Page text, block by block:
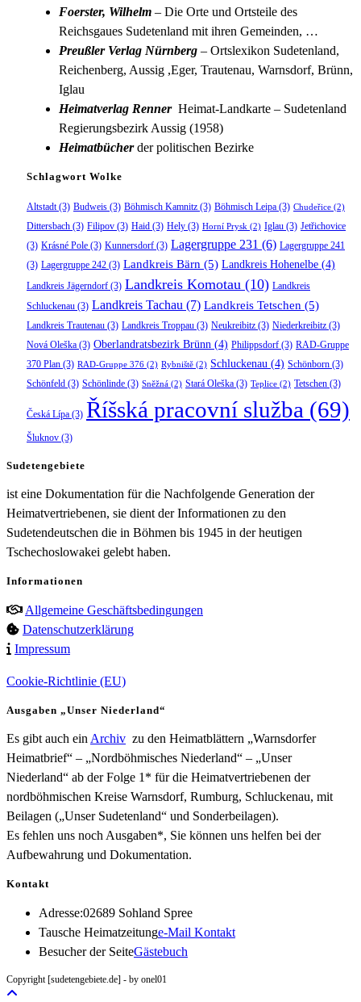
Foerster, Wilhelm – Die Orte und Ortsteile des
Reichsgaues Sudetenland mit ihren Gemeinden, …
Preußler Verlag Nürnberg – Ortslexikon Sudetenland,
Reichenberg, Aussig ,Eger, Trautenau, Warnsdorf, Brünn,
Iglau
Heimatverlag Renner Heimat-Landkarte – Sudetenland
Regierungsbezirk Aussig (1958)
Heimatbücherder politischen Bezirke
Schlagwort Wolke
Altstadt (3) Budweis (3) Böhmisch Kamnitz (3) Böhmisch Leipa (3) Chudeřice (2)
Dittersbach (3) Filipov (3) Haid (3) Hely (3) Horní Prysk (2) Iglau (3) Jetřichovice
(3) Krásné Pole (3) Kunnersdorf (3) Lagergruppe 231 (6) Lagergruppe 241
(3) Lagergruppe 242 (3) Landkreis Bärn (5) Landkreis Hohenelbe (4)
Landkreis Jägerndorf (3) Landkreis Komotau (10) Landkreis
Schluckenau (3) Landkreis Tachau (7) Landkreis Tetschen (5)
Landkreis Trautenau (3) Landkreis Troppau (3) Neukreibitz (3) Niederkreibitz (3)
Nová Oleška (3) Oberlandratsbezirk Brünn (4) Philippsdorf (3) RAD-Gruppe
370 Plan (3) RAD-Gruppe 376 (2) Rybniště (2) Schluckenau (4) Schönborn (3)
Schönfeld (3) Schönlinde (3) Sněžná (2) Stará Oleška (3) Teplice (2) Tetschen (3)
Česká Lípa (3) Říšská pracovní služba (69)
Šluknov (3)
Sudetengebiete
ist eine Dokumentation für die Nachfolgende Generation der
Heimatvertriebenen, sie dient der Informationen zu den
Sudetendeutschen die in Böhmen bis 1945 in der heutigen
Tschechoslowakei gelebt haben.
Informationen
Allgemeine Geschäftsbedingungen
Datenschutzerklärung
Impressum
Cookie-Richtlinie (EU)
Ausgaben „Unser Niederland“
Es gibt auch ein Archiv zu den Heimatblättern „Warnsdorfer
Heimatbrief“ – „Nordböhmisches Niederland“ – „Unser
Niederland“ ab der Folge 1* für die Heimatvertriebenen der
nordböhmischen Kreise Warnsdorf, Rumburg, Schluckenau, mit
Beilagen („Unser Sudetenland“ und Sonderbeilagen).
Es fehlen uns noch Ausgaben*, Sie können uns helfen bei der
Aufbewahrung und Dokumentation.
Kontakt
Adresse:02689 Sohland Spree
Tausche Heimatzeitunge-Mail KontaktOpens
Besucher der SeiteGästebuch
Copyright [sudetengebiete.de] - by onel01